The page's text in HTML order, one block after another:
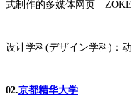
式制作的多媒体网页
设计学科(デザイン学科)：
02.京都精华大学